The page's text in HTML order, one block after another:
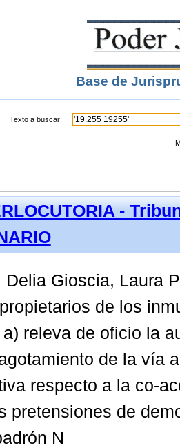
Base de
Texto a buscar:
-
Delia Gioscia, Laura
de los
releva de oficio la
de la vía
respecto a la co-
pretensiones de
N